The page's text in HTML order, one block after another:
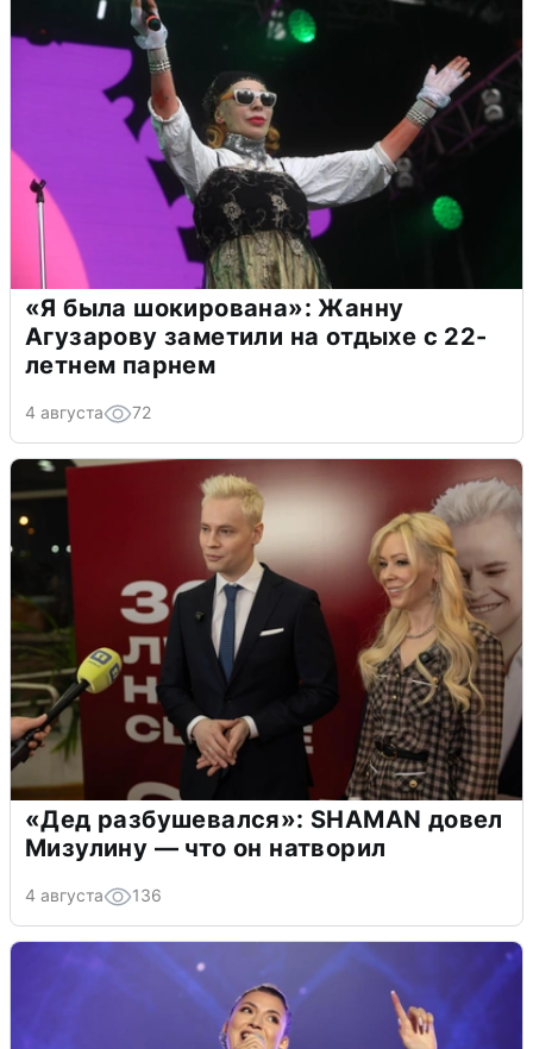
«Я была шокирована»: Жанну
Агузарову заметили на отдыхе с 22-
летнем парнем
4 августа 72
«Дед разбушевался»: SHAMAN довел
Мизулину — что он натворил
4 августа 136